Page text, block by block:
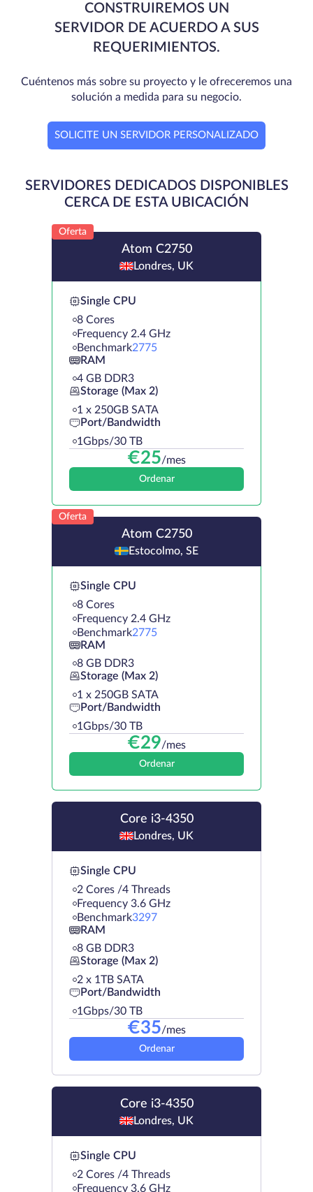
CONSTRUIREMOS UN
SERVIDOR DE ACUERDO A SUS
REQUERIMIENTOS.
Cuéntenos más sobre su proyecto y le ofreceremos una
solución a medida para su negocio.
SOLICITE UN SERVIDOR PERSONALIZADO
SERVIDORES DEDICADOS DISPONIBLES
CERCA DE ESTA UBICACIÓN
Oferta
Atom C2750
Londres, UK
Single CPU
8 Cores
Frequency 2.4 GHz
Benchmark2775
RAM
4 GB DDR3
Storage (Max 2)
1 х 250GB SATA
Port/Bandwidth
1Gbps/30 TB
€25/mes
Ordenar
Oferta
Atom C2750
Estocolmo, SE
Single CPU
8 Cores
Frequency 2.4 GHz
Benchmark2775
RAM
8 GB DDR3
Storage (Max 2)
1 х 250GB SATA
Port/Bandwidth
1Gbps/30 TB
€29/mes
Ordenar
Core i3-4350
Londres, UK
Single CPU
2 Cores /4 Threads
Frequency 3.6 GHz
Benchmark3297
RAM
8 GB DDR3
Storage (Max 2)
2 х 1TB SATA
Port/Bandwidth
1Gbps/30 TB
€35/mes
Ordenar
Core i3-4350
Londres, UK
Single CPU
2 Cores /4 Threads
Frequency 3.6 GHz